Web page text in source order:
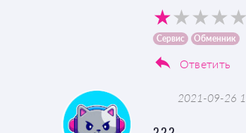
Сервис Обменник
Ответить
2021-09-26